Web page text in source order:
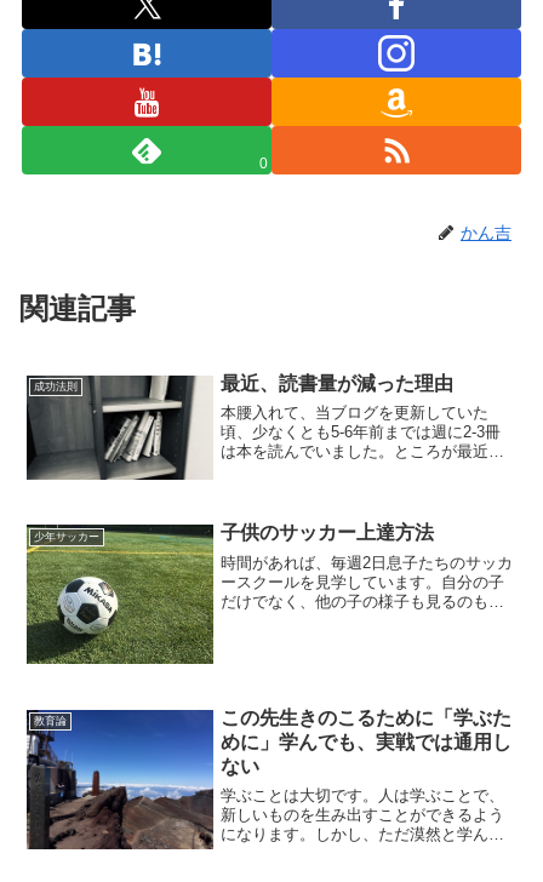
0
かん吉
関連記事
成功法則 最近、読書量が減った理由
本腰入れて、当ブログを更新していた
頃、少なくとも5-6年前までは週に2-3冊
は本を読んでいました。ところが最近は
とても読書とは言...
少年サッカー 子供のサッカー上達方法
時間があれば、毎週2日息子たちのサッカ
ースクールを見学しています。自分の子
だけでなく、他の子の様子も見るのも楽
教育論
この先生きのこるために「学ぶた
めに」学んでも、実戦では通用し
ない
学ぶことは大切です。人は学ぶことで、
新しいものを生み出すことができるよう
になります。しかし、ただ漠然と学んで